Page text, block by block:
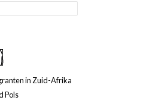
in Zuid-Afrika
Pols